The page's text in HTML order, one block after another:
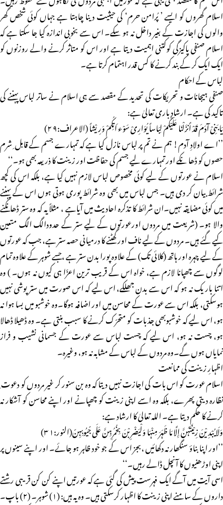
اسلام گھروں کو ایسے ’ پُرامن حرم‘ کی حیثیت دینا چاہتا ہے جہاں کوئی شخص گھر
والوں کی اجازت کے بغیر داخل نہ ہو سکے۔ اس سے بخوبی اندازہ کیا جا سکتا ہے کہ
اسلام صنفی پاکیزگی کوکتنی اہمیت دیتا ہے اور اس کو متاثر کرنے والے روزنوں کو
ایک ایک کر کے بند کرنے کا کس قدر اہتمام کرتا ہے۔
لباس کے احکام
صنفی ہیجانات و تحریکات کی تحدید کے مقصد سے ہی اسلام نے ساتر لباس پہننے کی
تاکید کی ہے۔ ارشادِ باری تعالیٰ ہے:
یَا بَنِیْ آدَمَ قَدْ أَنزَلْنَا عَلَیْکُمْ لِبَاساً یُوَارِیْ سَوْء َاتِکُمْ وَرِیْشاً (الاعراف:۹ ۲)
’’اے اولادِ آدم! ہم نے تم پر لباس نازل کیا ہے کہ تمہارے جسم کے قابل ِ شرم
حصوں کو ڈھا نکے اور تمہارے لیے جسم کی حفاظت اور زینت کا ذریعہ بھی ہو۔‘‘
اسلام نے عورتوں کے لیے کوئی مخصوص لباس لازم نہیں کیا ہے، بلکہ اس کی کچھ
شرائط بیان کر دی ہیں۔ جس لباس میں بھی وہ شرائط پوری ہوتی ہوں اس کے پہننے
میں کوئی مضایقہ نہیں۔ان شرائط کا تذکرہ احادیث میں آیاہے ، مثلاً یہ کہ وہ ستر ڈھانکنے
والا ہو۔ (شریعت میں مردوں اورعورتوں کے لیے ستر کے حدودالگ الگ متعین
کیے گئے ہیں۔ مردوں کے لیے ناف اور گھٹنے کا درمیانی حصہ ستر ہے، جب کہ عورتوں
کے لیے چہرہ اور ہاتھ (کلائی تک) کے علاوہ پورا بدن ستر ہے ،جسے شوہر کے علاوہ تمام
لوگوں سے چھپانا لازم ہے، خواہ اس کے قریب ترین اعزّا ہی کیوں نہ ہوں۔ ) وہ
اتنا بار یک نہ ہو کہ اس سے بدن جھلکے، اس لیے کہ اس صورت میں ستر پوشی نہیں
ہوسکتی، بلکہ اس سے عورت کے محاسن میں اور اضافہ ہوگا۔وہ خوشبو میں بسا ہوا نہ
ہو، اس لیے کہ خوشبوبھی جذبات کو متحرّک کرنے کا سبب بنتی ہے۔ وہ ڈھیلا ڈھالا
ہو، چست نہ ہو، اس لیے کہ چست لباس سے عورت کے جسمانی نشیب و فراز
نمایاں ہوں گے۔وہ مردوں کے لباس کے مشابہ نہ ہو، وغیرہ۔
اظہارِ زینت کی ممانعت
اسلام عورت کو اس بات کی اجازت نہیں دیتا کہ وہ بن سنور کر غیر مردوں کو دعوت ِ
نظارہ دیتی پھرے، بلکہ وہ اسے اپنی زینت کو چھپانے اور اپنے محاسن کو آشکار نہ
کرنے کا حکم دیتا ہے۔ اللہ تعالیٰ کا ارشاد ہے:
وَلَا یُبْدِیْنَ زِیْنَتَہُنَّ إِلَّا مَا ظَہَرَ مِنْہَا وَلْیَضْرِبْنَ بِخُمُرِہِنَّ عَلَی جُیُوبِہِنّ(النور:۱ ۳)
’’اور اپنا بناؤ سنگھار نہ دکھائیں ،بجز اس کے جو خود ظاہر ہو جائے۔ اور اپنے سینوں پر
اپنی اوڑھنیوں کا آنچل ڈالے رہیں۔‘‘
اسی آیت میں آگے ایک فہرست پیش کی گئی ہے کہ عورتیں اپنے کن کن قریبی رشتے
داروں کے سامنے اپنی زینت کا اظہار کرسکتی ہیں۔ وہ یہ ہیں: (۱) شوہر۔ (۲) باپ۔